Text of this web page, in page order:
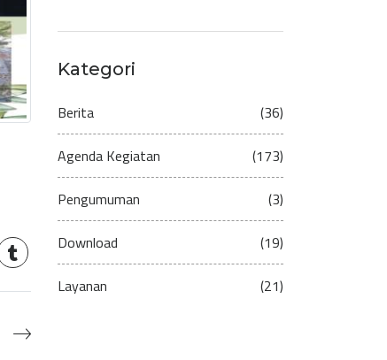
Kategori
Berita (36)
Agenda Kegiatan (173)
Pengumuman (3)
Download (19)
Layanan (21)